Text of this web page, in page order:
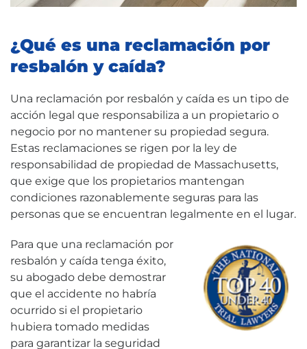
¿Qué es una reclamación por
resbalón y caída?
Una reclamación por resbalón y caída es un tipo de
acción legal que responsabiliza a un propietario o
negocio por no mantener su propiedad segura.
Estas reclamaciones se rigen por la ley de
responsabilidad de propiedad de Massachusetts,
que exige que los propietarios mantengan
condiciones razonablemente seguras para las
personas que se encuentran legalmente en el lugar.
Para que una reclamación por
resbalón y caída tenga éxito,
su abogado debe demostrar
que el accidente no habría
ocurrido si el propietario
hubiera tomado medidas
para garantizar la seguridad